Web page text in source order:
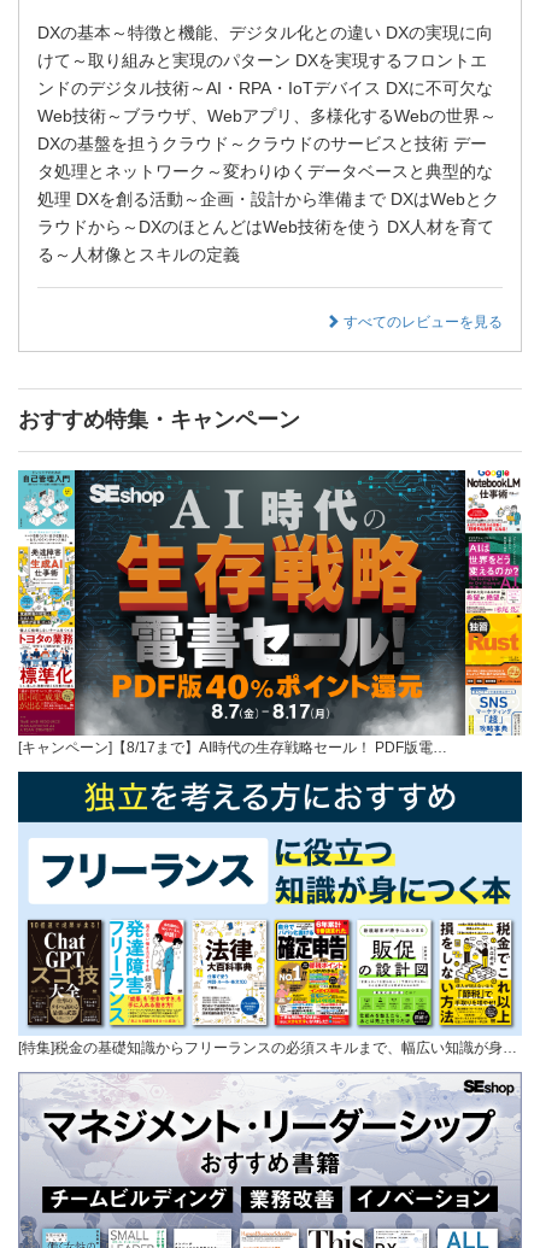
DXの基本～特徴と機能、デジタル化との違い DXの実現に向
けて～取り組みと実現のパターン DXを実現するフロントエ
ンドのデジタル技術～AI・RPA・IoTデバイス DXに不可欠な
Web技術～ブラウザ、Webアプリ、多様化するWebの世界～
DXの基盤を担うクラウド～クラウドのサービスと技術 デー
タ処理とネットワーク～変わりゆくデータベースと典型的な
処理 DXを創る活動～企画・設計から準備まで DXはWebとク
ラウドから～DXのほとんどはWeb技術を使う DX人材を育て
る～人材像とスキルの定義
すべてのレビューを見る
おすすめ特集・キャンペーン
[キャンペーン]【8/17まで】AI時代の生存戦略セール！ PDF版電…
[特集]税金の基礎知識からフリーランスの必須スキルまで、幅広い知識が身…